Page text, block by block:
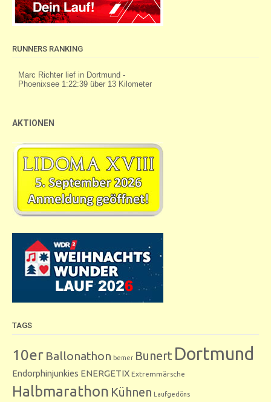
RUNNERS RANKING
AKTIONEN
TAGS
10er Ballonathon bemer Bunert Dortmund
Endorphinjunkies ENERGETIX Extremmärsche
Halbmarathon Kühnen Laufgedöns